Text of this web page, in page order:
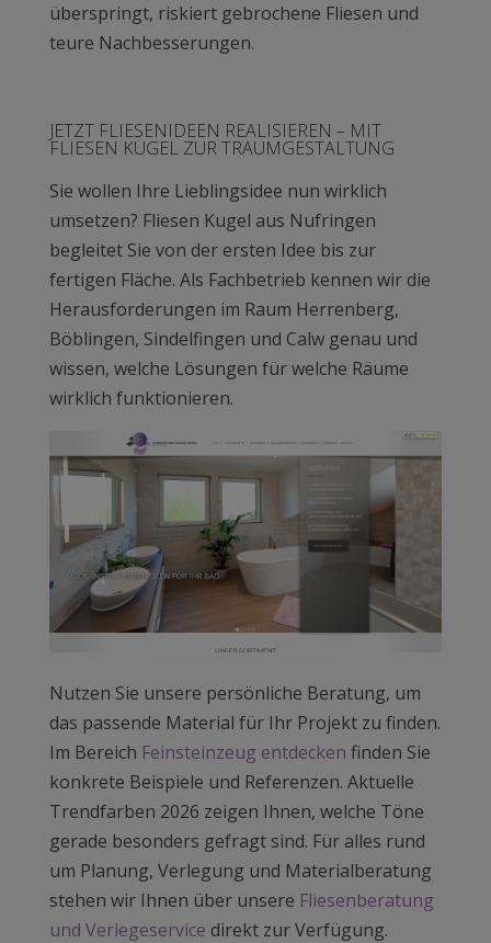
überspringt, riskiert gebrochene Fliesen und
teure Nachbesserungen.
JETZT FLIESENIDEEN REALISIEREN – MIT
FLIESEN KUGEL ZUR TRAUMGESTALTUNG
Sie wollen Ihre Lieblingsidee nun wirklich
umsetzen? Fliesen Kugel aus Nufringen
begleitet Sie von der ersten Idee bis zur
fertigen Fläche. Als Fachbetrieb kennen wir die
Herausforderungen im Raum Herrenberg,
Böblingen, Sindelfingen und Calw genau und
wissen, welche Lösungen für welche Räume
wirklich funktionieren.
Nutzen Sie unsere persönliche Beratung, um
das passende Material für Ihr Projekt zu finden.
Im Bereich Feinsteinzeug entdecken finden Sie
konkrete Beispiele und Referenzen. Aktuelle
Trendfarben 2026 zeigen Ihnen, welche Töne
gerade besonders gefragt sind. Für alles rund
um Planung, Verlegung und Materialberatung
stehen wir Ihnen über unsere Fliesenberatung
und Verlegeservice direkt zur Verfügung.